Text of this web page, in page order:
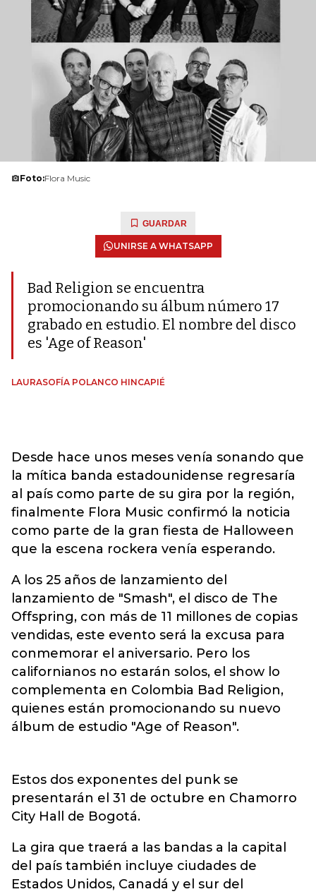
Foto:Flora Music
GUARDAR
UNIRSE A WHATSAPP
Bad Religion se encuentra
promocionando su álbum número 17
grabado en estudio. El nombre del disco
es 'Age of Reason'
LAURASOFÍA POLANCO HINCAPIÉ
Desde hace unos meses venía sonando que
la mítica banda estadounidense regresaría
al país como parte de su gira por la región,
finalmente Flora Music confirmó la noticia
como parte de la gran fiesta de Halloween
que la escena rockera venía esperando.
A los 25 años de lanzamiento del
lanzamiento de "Smash", el disco de The
Offspring, con más de 11 millones de copias
vendidas, este evento será la excusa para
conmemorar el aniversario. Pero los
californianos no estarán solos, el show lo
complementa en Colombia Bad Religion,
quienes están promocionando su nuevo
álbum de estudio "Age of Reason".
Estos dos exponentes del punk se
presentarán el 31 de octubre en Chamorro
City Hall de Bogotá.
La gira que traerá a las bandas a la capital
del país también incluye ciudades de
Estados Unidos, Canadá y el sur del